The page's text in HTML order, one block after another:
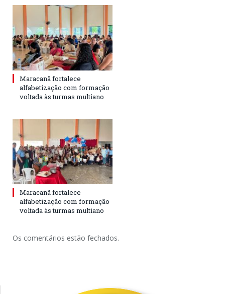
Maracanã fortalece
alfabetização com formação
voltada às turmas multiano
Maracanã fortalece
alfabetização com formação
voltada às turmas multiano
Os comentários estão fechados.